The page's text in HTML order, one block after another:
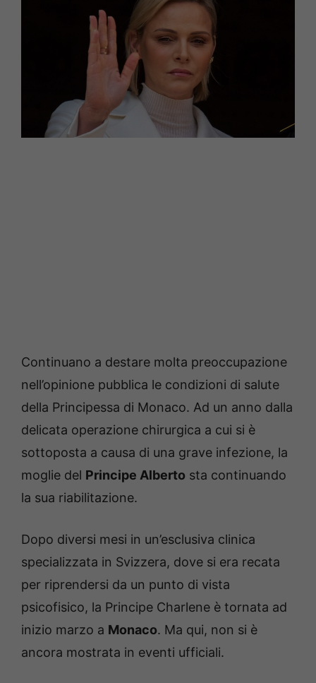
Continuano a destare molta preoccupazione
nell’opinione pubblica le condizioni di salute
della Principessa di Monaco. Ad un anno dalla
delicata operazione chirurgica a cui si è
sottoposta a causa di una grave infezione, la
moglie del Principe Alberto sta continuando
la sua riabilitazione.
Dopo diversi mesi in un’esclusiva clinica
specializzata in Svizzera, dove si era recata
per riprendersi da un punto di vista
psicofisico, la Principe Charlene è tornata ad
inizio marzo a Monaco. Ma qui, non si è
ancora mostrata in eventi ufficiali.